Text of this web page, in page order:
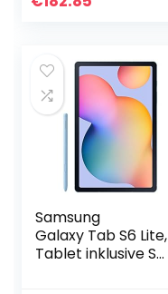
Samsung
Galaxy Tab S6 Lite,
Tablet inklusive S